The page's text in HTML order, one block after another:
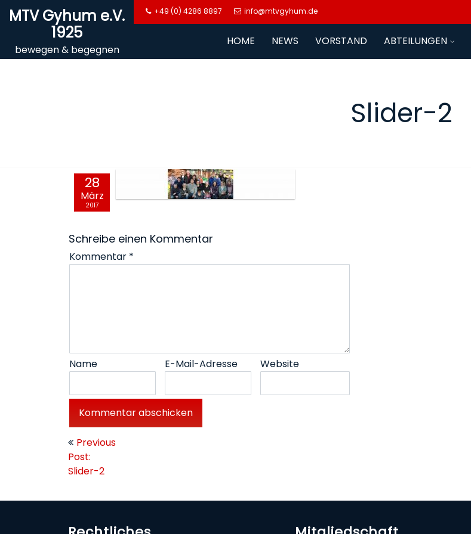
SkipMTV Gyhum e.V.
1925
bewegen & begegnen
+49 (0) 4286 8897 info@mtvgyhum.de
HOME NEWS VORSTAND ABTEILUNGEN
Slider-2
28
März
2017
Schreibe einen Kommentar
Kommentar *
Name E-Mail-Adresse Website
Beitragsnavigation
Previous
Post:
Slider-2